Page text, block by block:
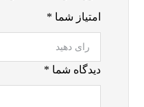
امتیاز شما *
دیدگاه شما *